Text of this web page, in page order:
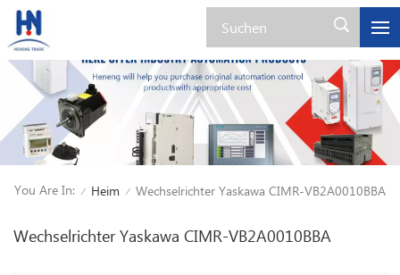
You Are In: / Heim / Wechselrichter Yaskawa CIMR-VB2A0010BBA
Wechselrichter Yaskawa CIMR-VB2A0010BBA